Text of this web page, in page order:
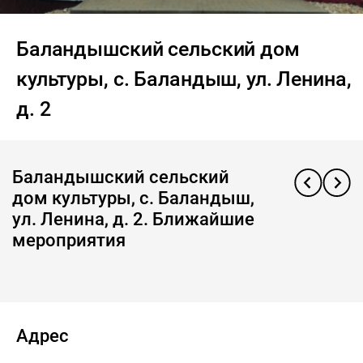
Баландышский сельский дом
культуры, с. Баландыш, ул. Ленина,
д. 2
Баландышский сельский
дом культуры, с. Баландыш,
ул. Ленина, д. 2. Ближайшие
мероприятия
Адрес